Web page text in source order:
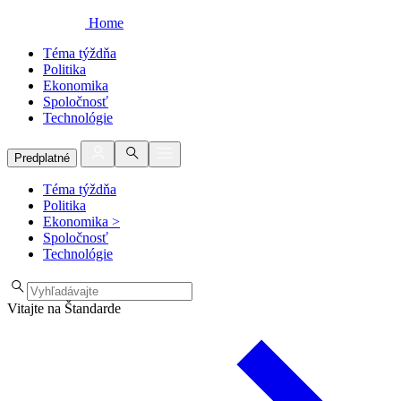
Home
Téma týždňa
Politika
Ekonomika
Spoločnosť
Technológie
Predplatné
Téma týždňa
Politika
Ekonomika >
Spoločnosť
Technológie
Vitajte na Štandarde